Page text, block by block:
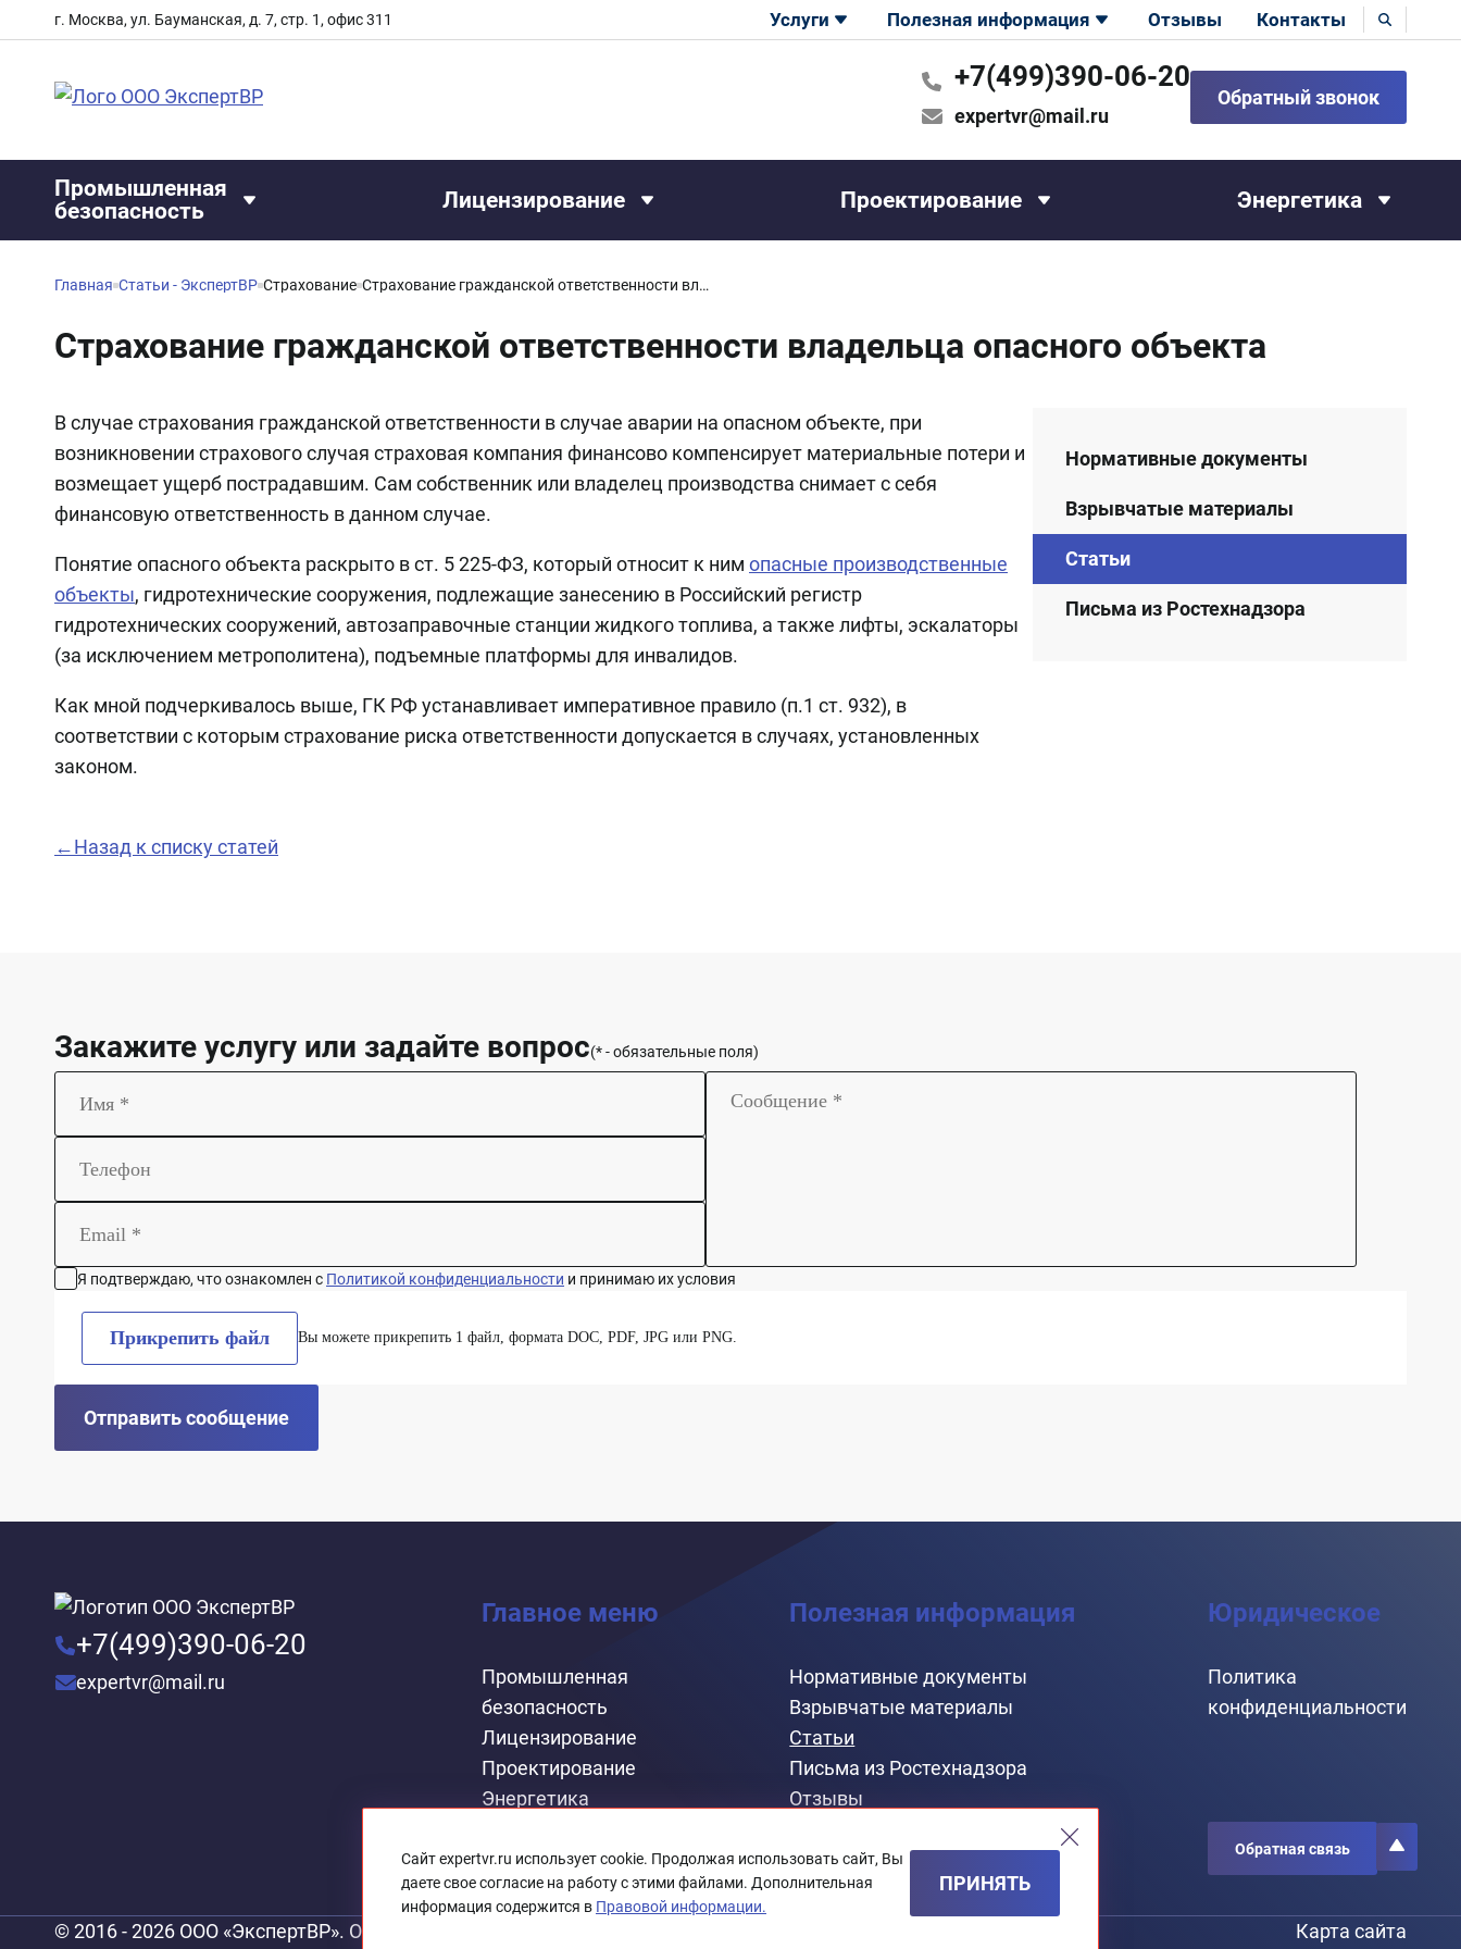
г. Москва, ул. Бауманская, д. 7, стр. 1, офис 311 Услуги Полезная информация Отзывы Контакты
+7(499)390-06-20
expertvr@mail.ru
Обратный звонок
Промышленная
безопасность
Лицензирование Проектирование Энергетика
Главная Статьи - ЭкспертВР Страхование Страхование гражданской ответственности владельца опасного объекта
Страхование гражданской ответственности владельца опасного объекта
В случае страхования гражданской ответственности в случае аварии на опасном объекте, при
возникновении страхового случая страховая компания финансово компенсирует материальные потери и
возмещает ущерб пострадавшим. Сам собственник или владелец производства снимает с себя
финансовую ответственность в данном случае.
Понятие опасного объекта раскрыто в ст. 5 225-ФЗ, который относит к ним опасные производственные
объекты, гидротехнические сооружения, подлежащие занесению в Российский регистр
гидротехнических сооружений, автозаправочные станции жидкого топлива, а также лифты, эскалаторы
(за исключением метрополитена), подъемные платформы для инвалидов.
Как мной подчеркивалось выше, ГК РФ устанавливает императивное правило (п.1 ст. 932), в
соответствии с которым страхование риска ответственности допускается в случаях, установленных
законом.
←Назад к списку статей
Нормативные документы
Взрывчатые материалы
Статьи
Письма из Ростехнадзора
Закажите услугу или задайте вопрос(* - обязательные поля)
Я подтверждаю, что ознакомлен с Политикой конфиденциальности и принимаю их условия
Прикрепить файл Вы можете прикрепить 1 файл, формата DOC, PDF, JPG или PNG.
Отправить сообщение
+7(499)390-06-20
expertvr@mail.ru
Главное меню
Промышленная
безопасность
Лицензирование
Проектирование
Энергетика
Полезная информация
Нормативные документы
Взрывчатые материалы
Статьи
Письма из Ростехнадзора
Отзывы
Контакты
Юридическое
Политика
конфиденциальности
Обратная связь
© 2016 - 2026 ООО «ЭкспертВР». Официальный сайт. Карта сайта
Сайт expertvr.ru использует cookie. Продолжая использовать сайт, Вы
даете свое согласие на работу с этими файлами. Дополнительная
информация содержится в Правовой информации.
ПРИНЯТЬ